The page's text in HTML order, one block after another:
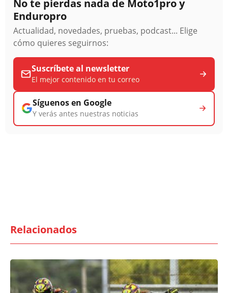
No te pierdas nada de Moto1pro y
Enduropro
Actualidad, novedades, pruebas, podcast... Elige
cómo quieres seguirnos:
Suscríbete al newsletter
El mejor contenido en tu correo
Síguenos en Google
Y verás antes nuestras noticias
Relacionados